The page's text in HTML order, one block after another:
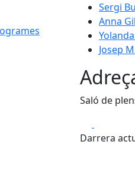
Sergi
Anna
Josep
Saló de
Darrera